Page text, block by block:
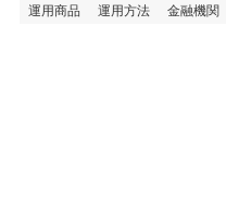
運用商品
運用方法 金融機関